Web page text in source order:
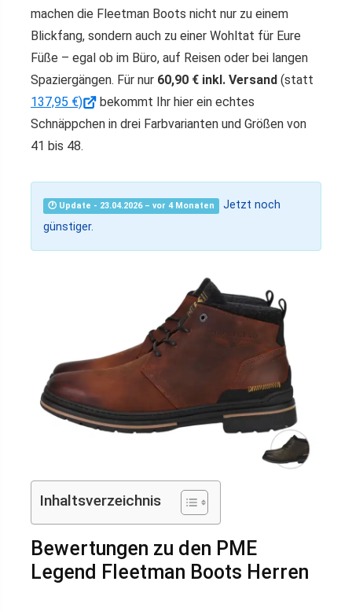
machen die Fleetman Boots nicht nur zu einem
Blickfang, sondern auch zu einer Wohltat für Eure
Füße – egal ob im Büro, auf Reisen oder bei langen
Spaziergängen. Für nur 60,90 € inkl. Versand (statt
137,95 €)
bekommt Ihr hier ein echtes
Schnäppchen in drei Farbvarianten und Größen von
41 bis 48.
🕐 Update - 23.04.2026 – vor 4 Monaten
Jetzt noch
günstiger.
Inhaltsverzeichnis
Bewertungen zu den PME
Legend Fleetman Boots Herren